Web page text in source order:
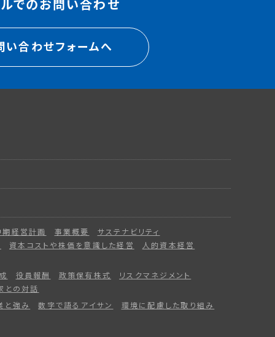
でのお問い合わせ
い合わせフォームへ
期経営計画 事業概要
サステナビリティ
資本コストや株価を意識した経営 人的資本経営
役員報酬 政策保有株式
リスクマネジメント
との対話
と強み
数字で語るアイサン 環境に配慮した取り組み